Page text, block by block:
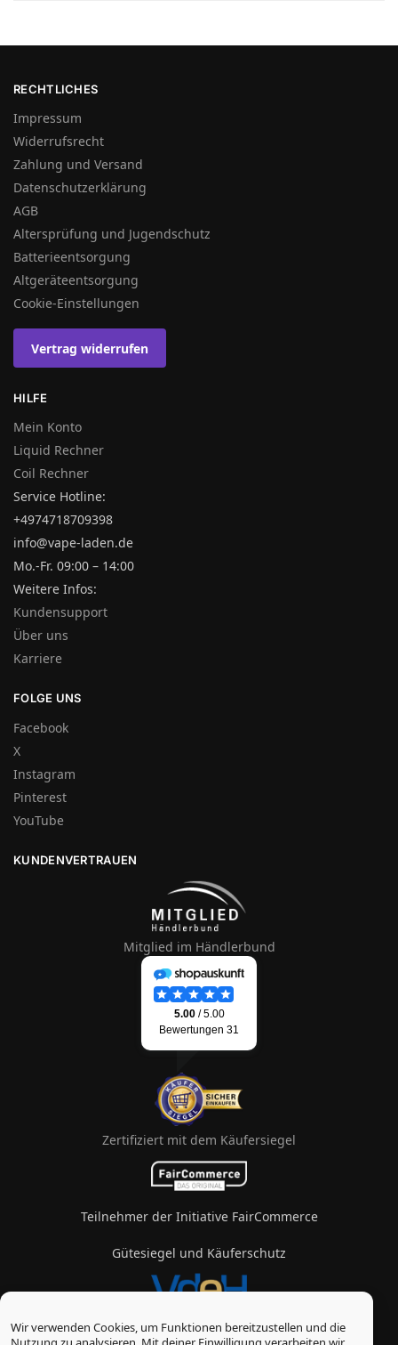
Wir verwenden Cookies, um Funktionen bereitzustellen und die
RECHTLICHES
Impressum
Widerrufsrecht
Zahlung und Versand
Datenschutzerklärung
AGB
Altersprüfung und Jugendschutz
Batterieentsorgung
Altgeräteentsorgung
Cookie-Einstellungen
Vertrag widerrufen
HILFE
Mein Konto
Liquid Rechner
Coil Rechner
Service Hotline:
+4974718709398
info@vape-laden.de
Mo.-Fr. 09:00 – 14:00
Weitere Infos:
Kundensupport
Über uns
Karriere
FOLGE UNS
Facebook
X
Instagram
Pinterest
YouTube
KUNDENVERTRAUEN
Mitglied im Händlerbund
Zertifiziert mit dem Käufersiegel
Teilnehmer der Initiative FairCommerce
Gütesiegel und Käuferschutz
Mitglied im Verband des eZigarettenhandels